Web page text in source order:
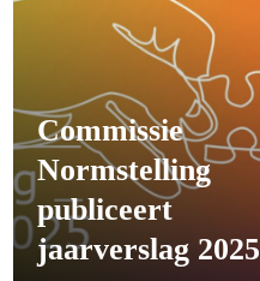
Commissie
Normstelling
publiceert
jaarverslag 2025